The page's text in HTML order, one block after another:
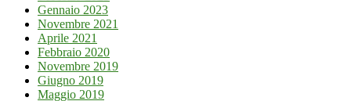
Gennaio 2023
Novembre 2021
Aprile 2021
Febbraio 2020
Novembre 2019
Giugno 2019
Maggio 2019